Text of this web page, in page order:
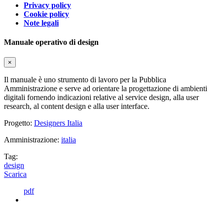
Privacy policy
Cookie policy
Note legali
Manuale operativo di design
×
Il manuale è uno strumento di lavoro per la Pubblica
Amministrazione e serve ad orientare la progettazione di ambienti
digitali fornendo indicazioni relative al service design, alla user
research, al content design e alla user interface.
Progetto: Designers Italia
Amministrazione: italia
Tag:
design
Scarica
pdf